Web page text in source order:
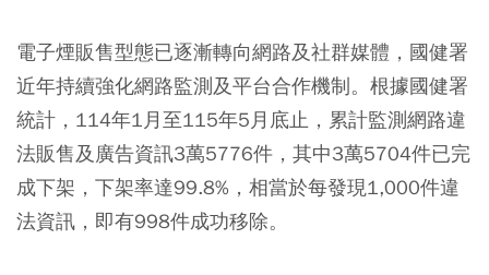
電子煙販售型態已逐漸轉向網路及社群媒體，國健署
近年持續強化網路監測及平台合作機制。根據國健署
統計，114年1月至115年5月底止，累計監測網路違
法販售及廣告資訊3萬5776件，其中3萬5704件已完
成下架，下架率達99.8%，相當於每發現1,000件違
法資訊，即有998件成功移除。